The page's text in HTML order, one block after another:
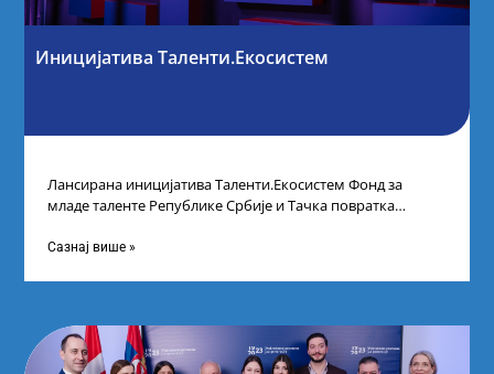
Иницијатива Таленти.Екосистем
Лансирана иницијатива Таленти.Екосистем Фонд за
младе таленте Републике Србије и Тачка повратка
догађају су се
Сазнај више »